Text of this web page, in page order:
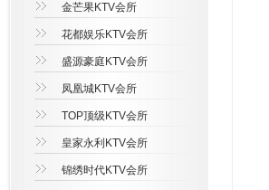
金芒果KTV会所
花都娱乐KTV会所
盛源豪庭KTV会所
凤凰城KTV会所
TOP顶级KTV会所
皇家永利KTV会所
锦绣时代KTV会所